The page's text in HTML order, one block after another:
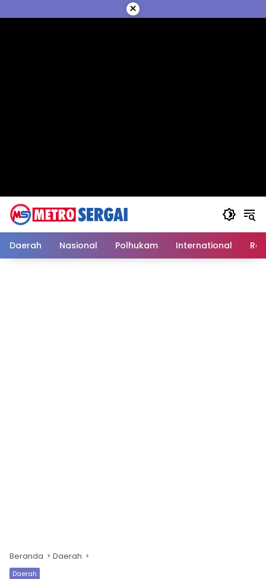
ke
×
Daerah Nasional Polhukam International
Beranda Daerah
Daerah